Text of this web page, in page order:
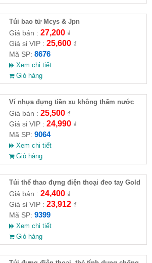
Túi bao tử Mcys & Jpn
Giá bán : 27,200₫
Giá sỉ VIP : 25,600₫
Mã SP: 8676
Xem chi tiết
Giỏ hàng
Ví nhựa đựng tiền xu không thấm nước
Giá bán : 25,500₫
Giá sỉ VIP : 24,990₫
Mã SP: 9064
Xem chi tiết
Giỏ hàng
Túi thể thao đựng điện thoại đeo tay Gold
Horse
Giá bán : 24,400₫
Giá sỉ VIP : 23,912₫
Mã SP: 9399
Xem chi tiết
Giỏ hàng